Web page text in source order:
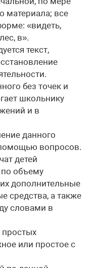
материала; все
«видеть,
в».
текст,
без точек и
школьнику
и в
данного
вопросов.
детей
по объему
дополнительные
средства, а также
словами в
простых
или простое с